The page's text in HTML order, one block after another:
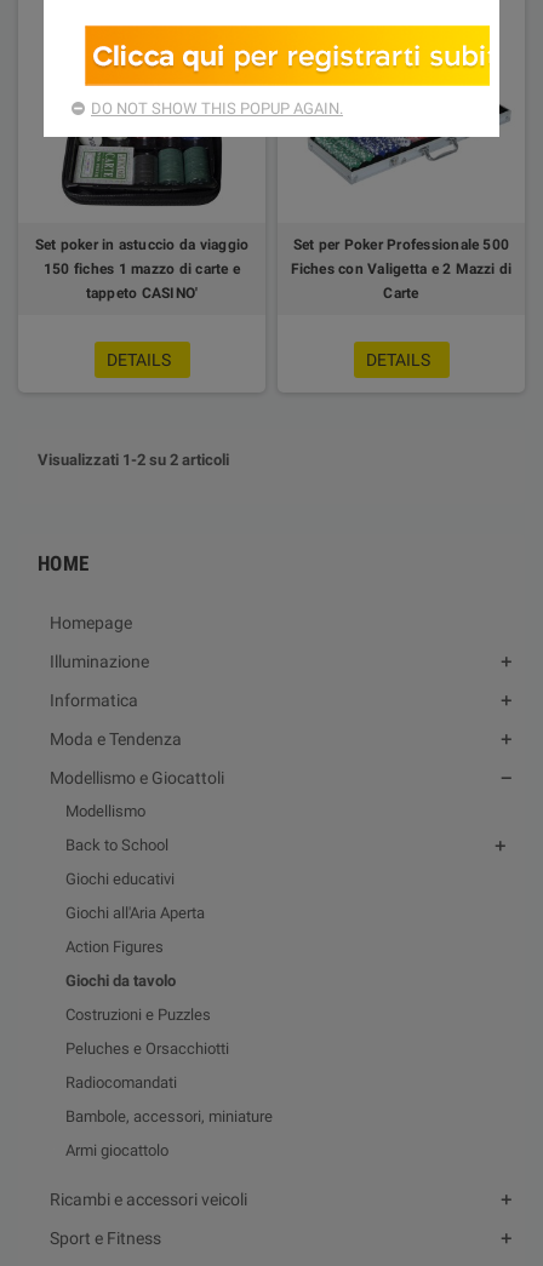
HOME
Homepage
Illuminazione
Informatica
Moda e Tendenza
Modellismo e Giocattoli
Modellismo
Back to School
Giochi educativi
Giochi all'Aria Aperta
Action Figures
Giochi da tavolo
Costruzioni e Puzzles
Peluches e Orsacchiotti
Radiocomandati
Bambole, accessori, miniature
Armi giocattolo
Ricambi e accessori veicoli
Sport e Fitness
Set poker in astuccio da viaggio
150 fiches 1 mazzo di carte e
tappeto CASINO'
DETAILS
Set per Poker Professionale 500
Fiches con Valigetta e 2 Mazzi di
Carte
DETAILS
Visualizzati 1-2 su 2 articoli
DO NOT SHOW THIS POPUP AGAIN.